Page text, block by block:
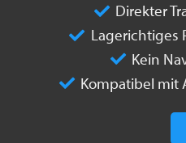
Direkter
Lagerichtiges
Kein
Kompatibel mit